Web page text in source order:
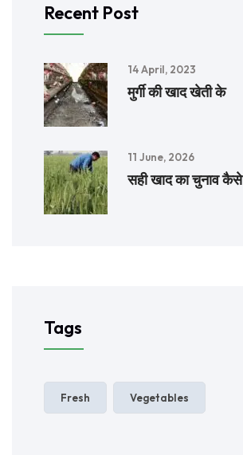
Recent Post
14 April, 2023
मुर्गी की खाद खेती के
11 June, 2026
सही खाद का चुनाव कैसे
Tags
Fresh Vegetables